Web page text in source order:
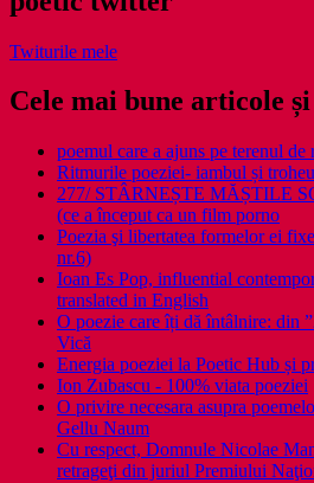
Twiturile mele
Cele mai bune articole
poemul care a ajuns pe terenul de
Ritmurile poeziei- iambul și
277/ STÂRNEȘTE MĂȘTILE
(ce a început ca un film porno
Poezia şi libertatea formelor ei
nr.6)
Ioan Es Pop, influential
translated in English
O poezie care îți dă întâlnire: din
Vică
Energia poeziei la Poetic Hub și
Ion Zubascu - 100% viata poeziei
O privire necesara asupra
Gellu Naum
Cu respect, Domnule Nicolae
retrageţi din juriul Premiului